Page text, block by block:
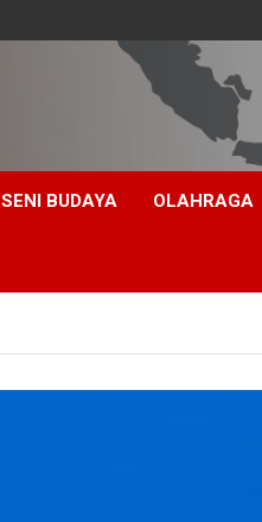
SENI BUDAYA OLAHRAGA